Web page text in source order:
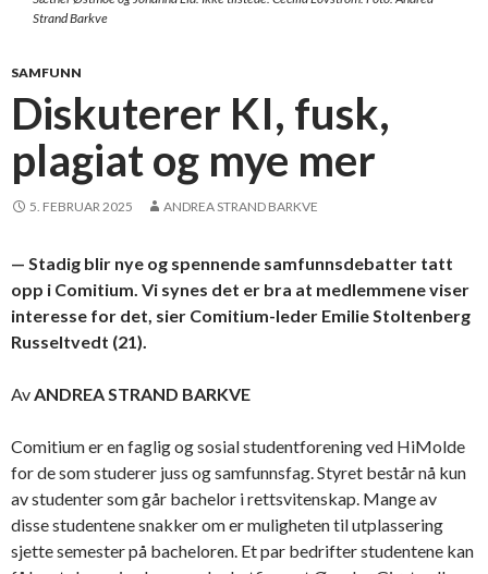
Strand Barkve
SAMFUNN
Diskuterer KI, fusk,
plagiat og mye mer
5. FEBRUAR 2025 ANDREA STRAND BARKVE
— Stadig blir nye og spennende samfunnsdebatter tatt
opp i Comitium. Vi synes det er bra at medlemmene viser
interesse for det, sier Comitium-leder Emilie Stoltenberg
Russeltvedt (21).
AvANDREA STRAND BARKVE
Comitium er en faglig og sosial studentforening ved HiMolde
for de som studerer juss og samfunnsfag. Styret består nå kun
av studenter som går bachelor i rettsvitenskap. Mange av
disse studentene snakker om er muligheten til utplassering
sjette semester på bacheloren. Et par bedrifter studentene kan